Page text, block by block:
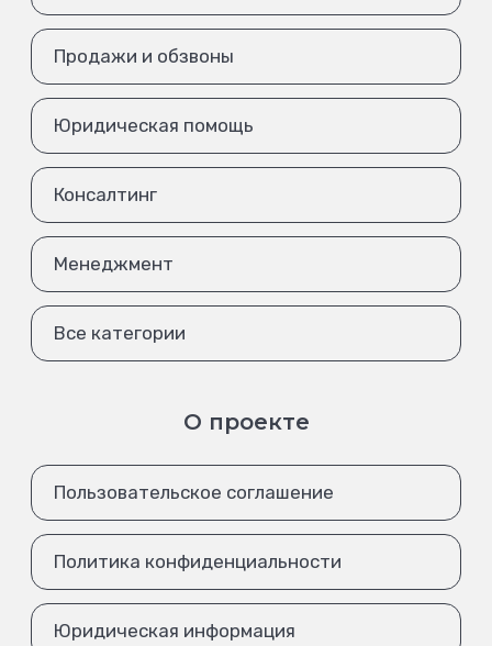
Продажи и обзвоны
Юридическая помощь
Консалтинг
Менеджмент
Все категории
О проекте
Пользовательское соглашение
Политика конфиденциальности
Юридическая информация